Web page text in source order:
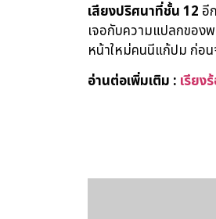
เสียงปริศนาที่ชั้น12 อี
เจอกับความแปลกของ
หน้าใหม่คนนีแก้ปม ก่อ
อ่านต่อเพิ่มเติม : เรียง